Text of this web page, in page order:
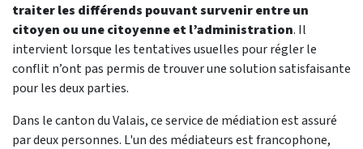
traiter les différends pouvant survenir entre un
citoyen ou une citoyenne et l’administration. Il
intervient lorsque les tentatives usuelles pour régler le
conflit n’ont pas permis de trouver une solution satisfaisante
pour les deux parties.
Dans le canton du Valais, ce service de médiation est assuré
par deux personnes. L'un des médiateurs est francophone,